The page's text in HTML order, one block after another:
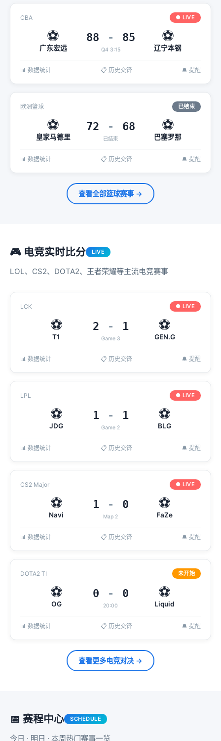
CBA ● LIVE
⚽
广东宏远
88 - 85
Q4 3:15
⚽
辽宁本钢
📊 数据统计 📋 历史交锋 🔔 提醒
欧洲篮球 已结束
⚽
皇家马德里
72 - 68
已结束
⚽
巴塞罗那
📊 数据统计 📋 历史交锋 🔔 提醒
查看全部篮球赛事 →
🎮 电竞实时比分 LIVE
LOL、CS2、DOTA2、王者荣耀等主流电竞赛事
LCK ● LIVE
⚽
T1
2 - 1
Game 3
⚽
GEN.G
📊 数据统计 📋 历史交锋 🔔 提醒
LPL ● LIVE
⚽
JDG
1 - 1
Game 2
⚽
BLG
📊 数据统计 📋 历史交锋 🔔 提醒
CS2 Major ● LIVE
⚽
Navi
1 - 0
Map 2
⚽
FaZe
📊 数据统计 📋 历史交锋 🔔 提醒
DOTA2 TI 未开始
⚽
OG
0 - 0
20:00
⚽
Liquid
📊 数据统计 📋 历史交锋 🔔 提醒
查看更多电竞对决 →
📅 赛程中心 SCHEDULE
今日 · 明日 · 本周热门赛事一览